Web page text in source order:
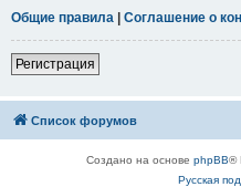
Общие правила | Соглашение о
Регистрация
Список форумов
Создано на основе phpBB®
Русская